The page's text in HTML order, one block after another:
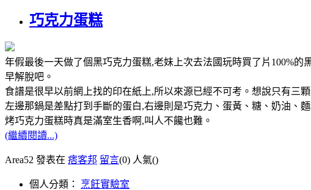
巧克力蛋糕
年假最後一天做了個黑巧克力蛋糕,老妹上次去法國玩時買了片100%
早解脫吧。
食譜是很早以前網上找的印在紙上,所以來源已經不可考。想說只有三
左邊那鍋是差點打到手斷的蛋白,右邊則是巧克力、蛋黃、糖、奶油、
烤巧克力蛋糕時真是滿室生香啊,叫人不饞也難。
(繼續閱讀...)
Area52 發表在 痞客邦 留言(0) 人氣()
個人分類： 烹飪實驗室